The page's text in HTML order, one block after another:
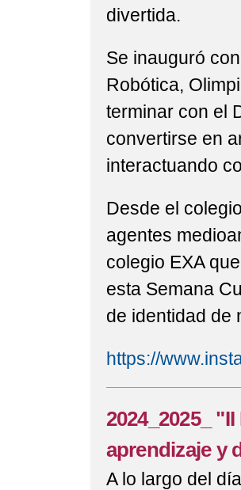
2022-2023_
2022-2023_
2022-2023_ FOTOS E
2022-2023_ P3º/
PLANETA"
2022-2023_ P3º/
PLANETA"
2022-2023_E.
2022-
2022-
divertida.
Se inauguró
Robótica,
terminar con el
convertirse en
interactuando
Desde el
agentes
colegio EXA
esta Semana
de identidad de
https://
2024_2025_
aprendizaje y
A lo largo del